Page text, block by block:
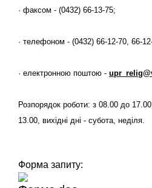
· факсом - (0432) 66-13-75;
· телефоном - (0432) 66-12-70, 66-
· електронною поштою -
Розпорядок роботи: з 08.00 до
13.00, вихідні дні - субота, неділя.
Форма запиту: